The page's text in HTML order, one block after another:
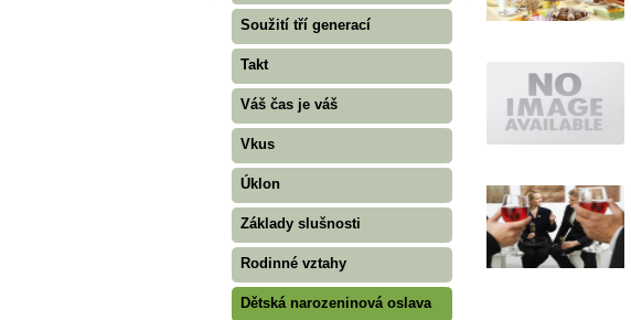
Soužití tří generací
Takt
Váš čas je váš
Vkus
Úklon
Základy slušnosti
Rodinné vztahy
Dětská narozeninová oslava